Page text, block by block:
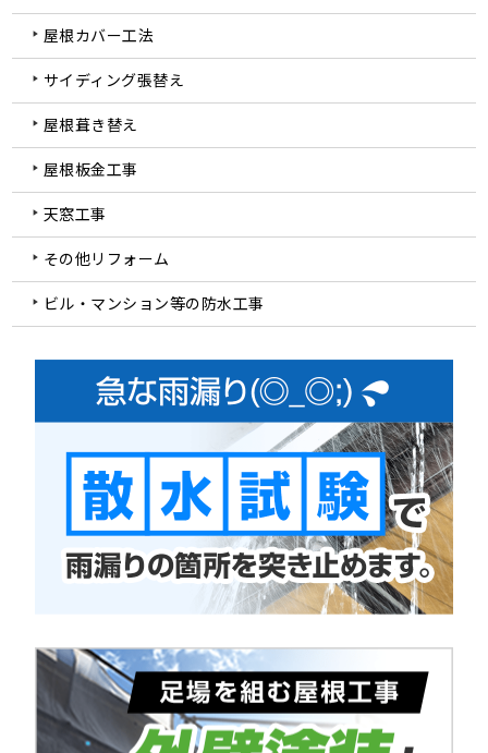
屋根カバー工法
サイディング張替え
屋根葺き替え
屋根板金工事
天窓工事
その他リフォーム
ビル・マンション等の防水工事